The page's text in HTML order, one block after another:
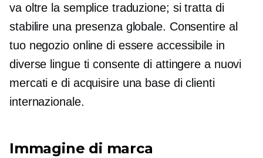
va oltre la semplice traduzione; si tratta di
stabilire una presenza globale. Consentire al
tuo negozio online di essere accessibile in
diverse lingue ti consente di attingere a nuovi
mercati e di acquisire una base di clienti
internazionale.
Immagine di marca